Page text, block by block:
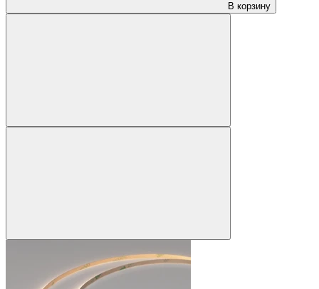
В корзину